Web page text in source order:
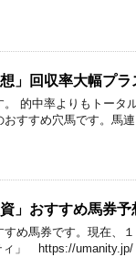
」回収率大幅プラ
的中率よりもトータ
すすめ穴馬です。馬連
」おすすめ馬券予
め馬券です。現在、
ィ」 https://